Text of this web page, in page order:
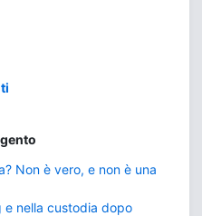
Non è vero, e non è una
e nella custodia dopo